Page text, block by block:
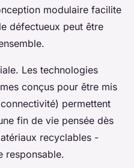
modulaire facilite
défectueux peut être
Les technologies
conçus pour être mis
permettent
fin de vie pensée dès
recyclables -
responsable.